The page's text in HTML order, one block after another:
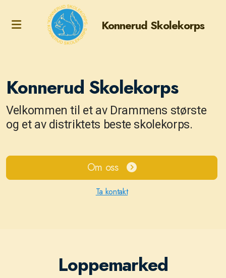
Konnerud Skolekorps
Konnerud Skolekorps
Velkommen til et av Drammens største
og et av distriktets beste skolekorps.
Om oss
Ta kontakt
Loppemarked